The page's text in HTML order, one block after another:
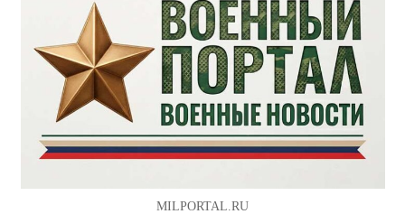
MILPORTAL.RU